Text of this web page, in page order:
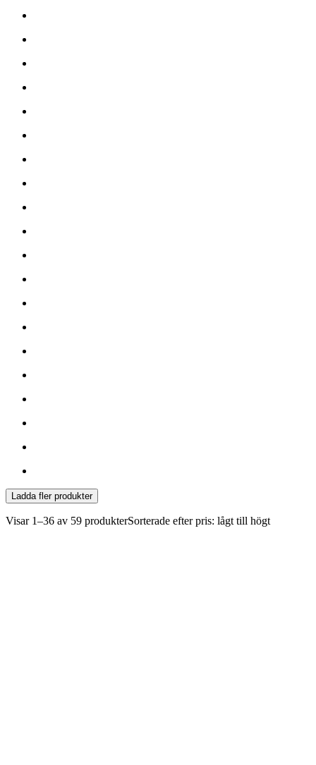
Ladda fler produkter
Visar 1–36 av 59 produkterSorterade efter pris: lågt till högt